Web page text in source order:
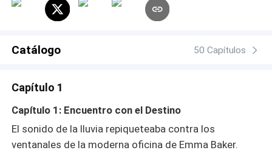
desafíe todos los límites?
Catálogo 50 Capítulos
Capítulo 1
Capítulo 1: Encuentro con el Destino
El sonido de la lluvia repiqueteaba contra los
ventanales de la moderna oficina de Emma Baker.